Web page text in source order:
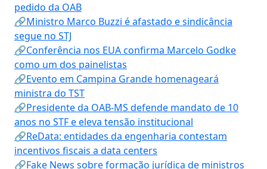
pedido da OAB
🔗Ministro Marco Buzzi é afastado e sindicância
segue no STJ
🔗Conferência nos EUA confirma Marcelo Godke
como um dos painelistas
🔗Evento em Campina Grande homenageará
ministra do TST
🔗Presidente da OAB-MS defende mandato de 10
anos no STF e eleva tensão institucional
🔗ReData: entidades da engenharia contestam
incentivos fiscais a data centers
🔗Fake News sobre formação jurídica de ministros